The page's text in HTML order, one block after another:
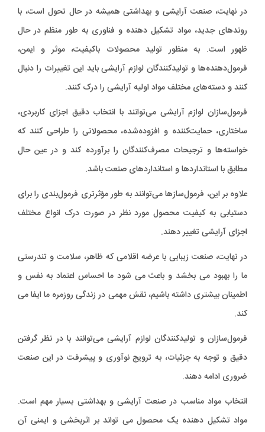
در نهایت، صنعت آرایشی و بهداشتی همیشه در حال تحول است، با
روندهای جدید، مواد تشکیل دهنده و فناوری به طور منظم در حال
ظهور است. به منظور تولید محصولات باکیفیت، موثر و ایمن،
فرمول‌دهنده‌ها و تولیدکنندگان لوازم آرایشی باید این تغییرات را دنبال
کنند و دسته‌های مختلف مواد اولیه آرایشی را درک کنند.
فرمول‌سازان لوازم آرایشی می‌توانند با انتخاب دقیق اجزای کاربردی،
ساختاری، حمایت‌کننده و افزوده‌شده، محصولاتی را طراحی کنند که
خواسته‌ها و ترجیحات مصرف‌کنندگان را برآورده کند و در عین حال
مطابق با استانداردها و استانداردهای صنعت باشد.
علاوه بر این، فرمول‌سازها می‌توانند به طور مؤثرتری فرمول‌بندی را برای
دستیابی به کیفیت محصول مورد نظر در صورت درک انواع مختلف
اجزای آرایشی تغییر دهند.
در نهایت، صنعت زیبایی با عرضه اقلامی که ظاهر، سلامت و تندرستی
ما را بهبود می بخشد و باعث می شود ما احساس اعتماد به نفس و
اطمینان بیشتری داشته باشیم، نقش مهمی در زندگی روزمره ما ایفا می
کند.
فرمول‌سازان و تولیدکنندگان لوازم آرایشی می‌توانند با در نظر گرفتن
دقیق و توجه به جزئیات، به ترویج نوآوری و پیشرفت در این صنعت
ضروری ادامه دهند.
انتخاب مواد مناسب در صنعت آرایشی و بهداشتی بسیار مهم است.
مواد تشکیل دهنده یک محصول می تواند بر اثربخشی و ایمنی آن